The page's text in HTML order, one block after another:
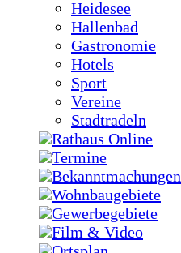
Heidesee
Hallenbad
Gastronomie
Hotels
Sport
Vereine
Stadtradeln
Rathaus Online
Termine
Bekanntmachungen
Wohnbaugebiete
Gewerbegebiete
Film & Video